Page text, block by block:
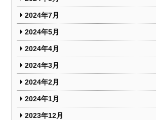
2024年7月
2024年5月
2024年4月
2024年3月
2024年2月
2024年1月
2023年12月